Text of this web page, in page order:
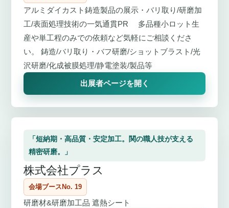
アルミダイカスト鋳造製品の展示・バリ取り/研磨加
工/表面処理技術の一気通貫PR 多品種小ロット生
産や単工程のみでの依頼など気軽にご相談くださ
い。 鋳造/バリ取り・バフ研磨/ショットブラスト/光
沢研磨/化成被膜処理/静電塗装/製品等
出展者ページを開く
「短納期・高品質・安定加工。関の職人技が支える
精密研磨。」
株式会社プラス
会場ブースNo. 19
研磨材&研磨加工品 遮熱シート